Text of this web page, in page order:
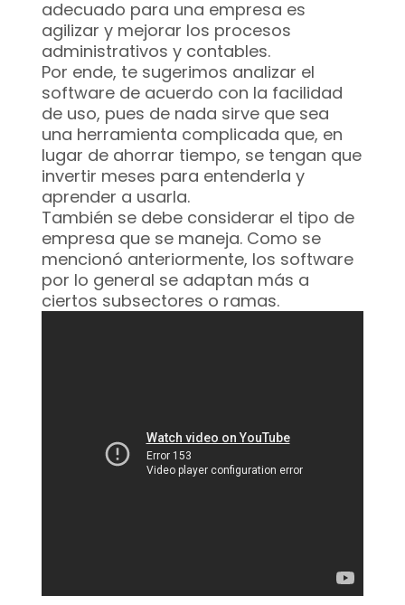
adecuado para una empresa es
agilizar y mejorar los procesos
administrativos y contables.
Por ende, te sugerimos analizar el
software de acuerdo con la facilidad
de uso, pues de nada sirve que sea
una herramienta complicada que, en
lugar de ahorrar tiempo, se tengan que
invertir meses para entenderla y
aprender a usarla.
También se debe considerar el tipo de
empresa que se maneja. Como se
mencionó anteriormente, los software
por lo general se adaptan más a
ciertos subsectores o ramas.